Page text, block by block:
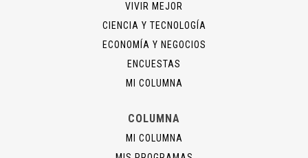
VIVIR MEJOR
CIENCIA Y TECNOLOGÍA
ECONOMÍA Y NEGOCIOS
ENCUESTAS
MI COLUMNA
COLUMNA
MI COLUMNA